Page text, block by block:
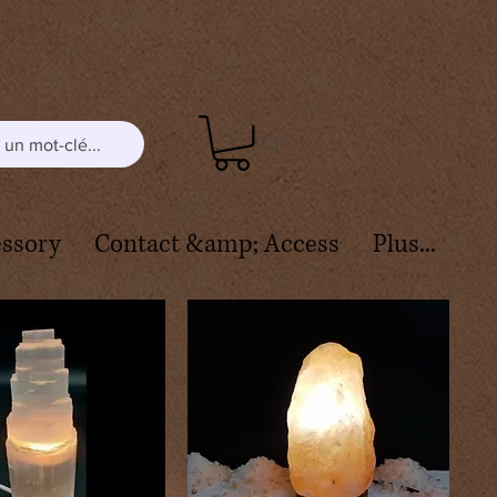
mot-clé...
Contact &amp; Access Plus...